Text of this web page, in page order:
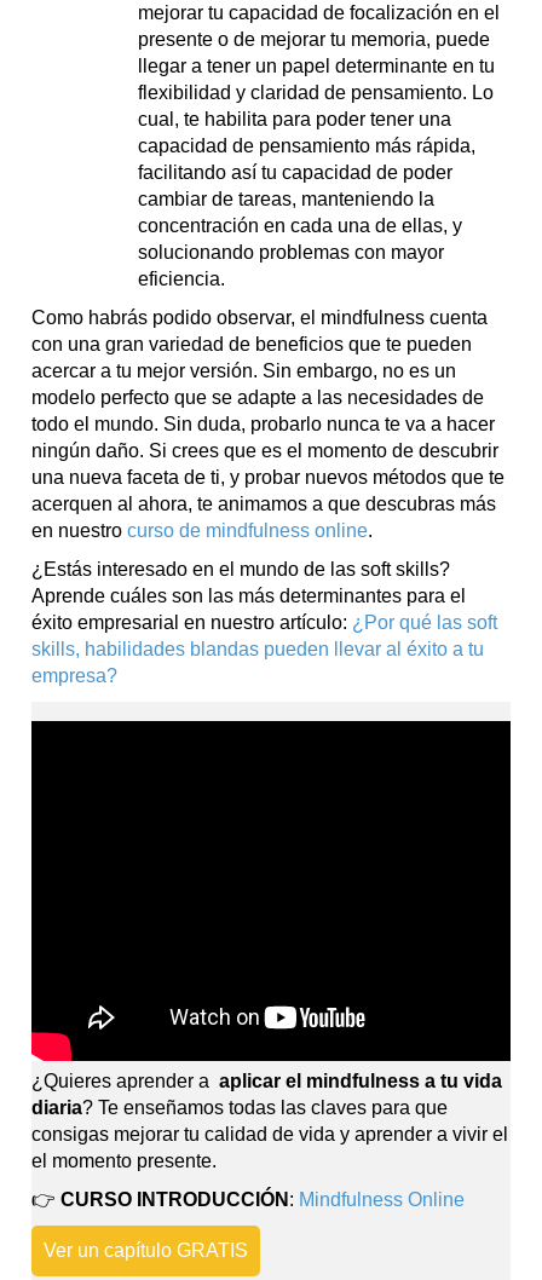
mejorar tu capacidad de focalización en el
presente o de mejorar tu memoria, puede
llegar a tener un papel determinante en tu
flexibilidad y claridad de pensamiento. Lo
cual, te habilita para poder tener una
capacidad de pensamiento más rápida,
facilitando así tu capacidad de poder
cambiar de tareas, manteniendo la
concentración en cada una de ellas, y
solucionando problemas con mayor
eficiencia.
Como habrás podido observar, el mindfulness cuenta
con una gran variedad de beneficios que te pueden
acercar a tu mejor versión. Sin embargo, no es un
modelo perfecto que se adapte a las necesidades de
todo el mundo. Sin duda, probarlo nunca te va a hacer
ningún daño. Si crees que es el momento de descubrir
una nueva faceta de ti, y probar nuevos métodos que te
acerquen al ahora, te animamos a que descubras más
en nuestrocurso de mindfulness online.
¿Estás interesado en el mundo de las soft skills?
Aprende cuáles son las más determinantes para el
éxito empresarial en nuestro artículo: ¿Por qué las soft
skills, habilidades blandas pueden llevar al éxito a tu
empresa?
¿Quieres aprender a aplicar el mindfulness a tu vida
diaria? Te enseñamos todas las claves para que
consigas mejorar tu calidad de vida y aprender a vivir el
el momento presente.
👉CURSO INTRODUCCIÓN : Mindfulness Online
Ver un capítulo GRATIS